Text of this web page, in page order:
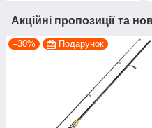
Акційні пропозиції та
–30% Подарунок